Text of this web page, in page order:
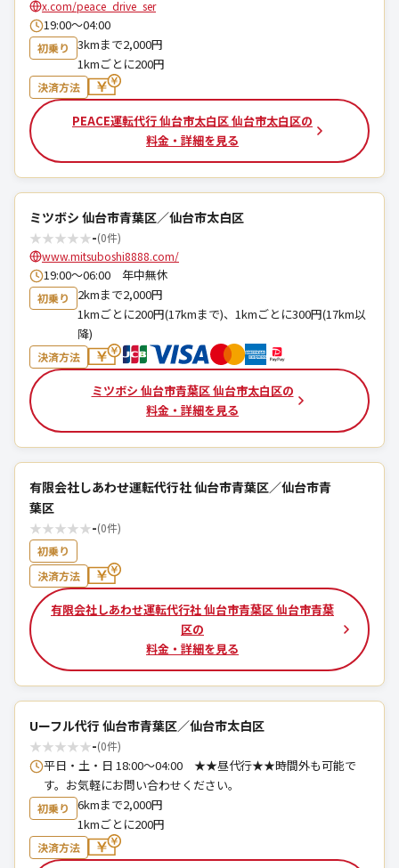
x.com/peace_drive_ser
19:00～04:00
初乗り
3kmまで2,000円
1kmごとに200円
決済方法
PEACE運転代行 仙台市太白区 仙台市太白区の
料金・詳細を見る
ミツボシ 仙台市青葉区／仙台市太白区
★★★★★-(0件)
www.mitsuboshi8888.com/
19:00～06:00 年中無休
初乗り
2kmまで2,000円
1kmごとに200円(17kmまで)、1kmごとに300円(17km以
降)
決済方法
ミツボシ 仙台市青葉区 仙台市太白区の
料金・詳細を見る
有限会社しあわせ運転代行社 仙台市青葉区／仙台市青
葉区
★★★★★-(0件)
初乗り
決済方法
有限会社しあわせ運転代行社 仙台市青葉区 仙台市青葉
区の
料金・詳細を見る
Uーフル代行 仙台市青葉区／仙台市太白区
★★★★★-(0件)
平日・土・日 18:00〜04:00 ★★昼代行★★時間外も可能で
す。お気軽にお問い合わせください。
初乗り
6kmまで2,000円
1kmごとに200円
決済方法